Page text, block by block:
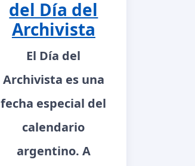
del Día del
Archivista
El Día del
Archivista es una
fecha especial del
calendario
argentino. A